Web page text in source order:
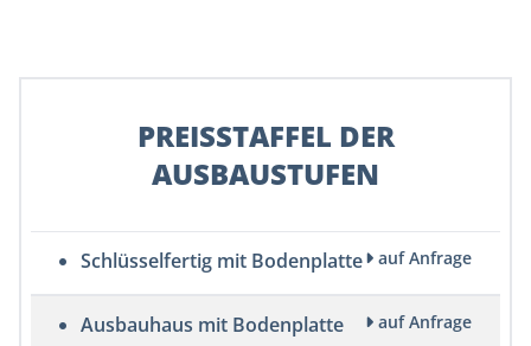
PREISSTAFFEL DER
AUSBAUSTUFEN
Schlüsselfertig mit Bodenplatte auf Anfrage
Ausbauhaus mit Bodenplatte auf Anfrage